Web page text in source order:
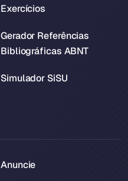
Exercícios
Gerador Referências
Bibliográficas ABNT
Simulador SiSU
Anuncie